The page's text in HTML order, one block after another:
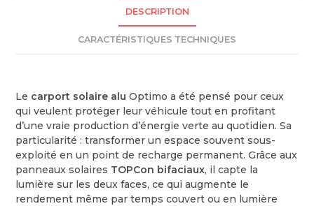
DESCRIPTION
CARACTÉRISTIQUES TECHNIQUES
Le carport solaire aluOptimo a été pensé pour ceux
qui veulent protéger leur véhicule tout en profitant
d’une vraie production d’énergie verte au quotidien. Sa
particularité : transformer un espace souvent sous-
exploité en un point de recharge permanent. Grâce aux
panneaux solaires TOPCon bifaciaux, il capte la
lumière sur les deux faces, ce qui augmente le
rendement même par temps couvert ou en lumière